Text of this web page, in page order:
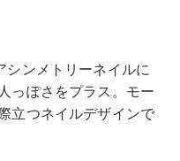
ンメトリーネイルに
っぽさをプラス。モー
立つネイルデザインで